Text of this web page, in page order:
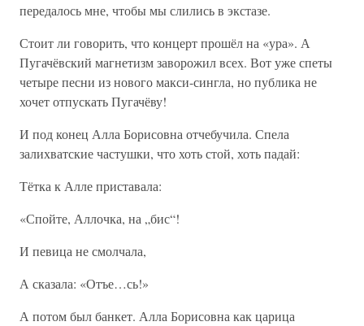
передалось мне, чтобы мы слились в экстазе.
Стоит ли говорить, что концерт прошёл на «ура». А
Пугачёвский магнетизм заворожил всех. Вот уже спеты
четыре песни из нового макси-сингла, но публика не
хочет отпускать Пугачёву!
И под конец Алла Борисовна отчебучила. Спела
залихватские частушки, что хоть стой, хоть падай:
Тётка к Алле приставала:
«Спойте, Аллочка, на „бис“!
И певица не смолчала,
А сказала: «Отъе…сь!»
А потом был банкет. Алла Борисовна как царица